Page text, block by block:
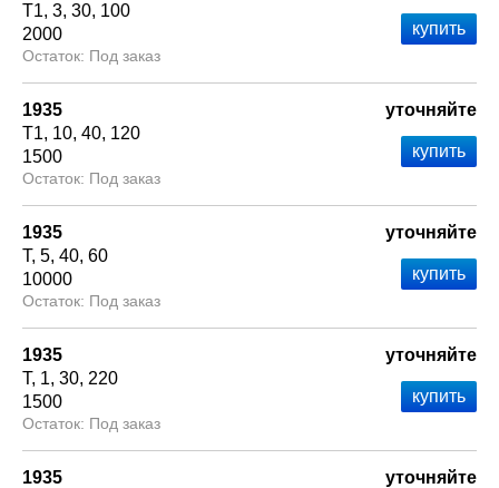
Т1 3 30 100
2000
Под заказ
1935
Т1 10 40 120
1500
Под заказ
уточняйте
1935
Т 5 40 60
10000
Под заказ
уточняйте
1935
Т 1 30 220
1500
Под заказ
уточняйте
1935
уточняйте